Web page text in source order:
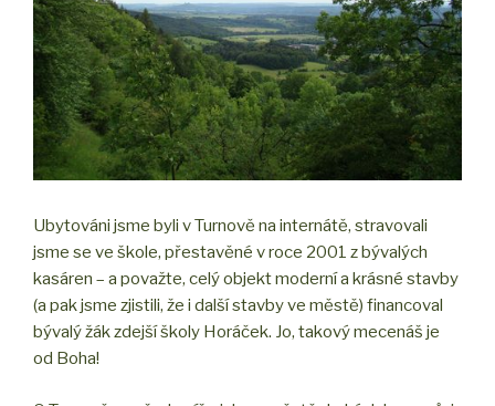
Ubytováni jsme byli v Turnově na internátě, stravovali
jsme se ve škole, přestavěné v roce 2001 z bývalých
kasáren – a považte, celý objekt moderní a krásné stavby
(a pak jsme zjistili, že i další stavby ve městě) financoval
bývalý žák zdejší školy Horáček. Jo, takový mecenáš je
od Boha!